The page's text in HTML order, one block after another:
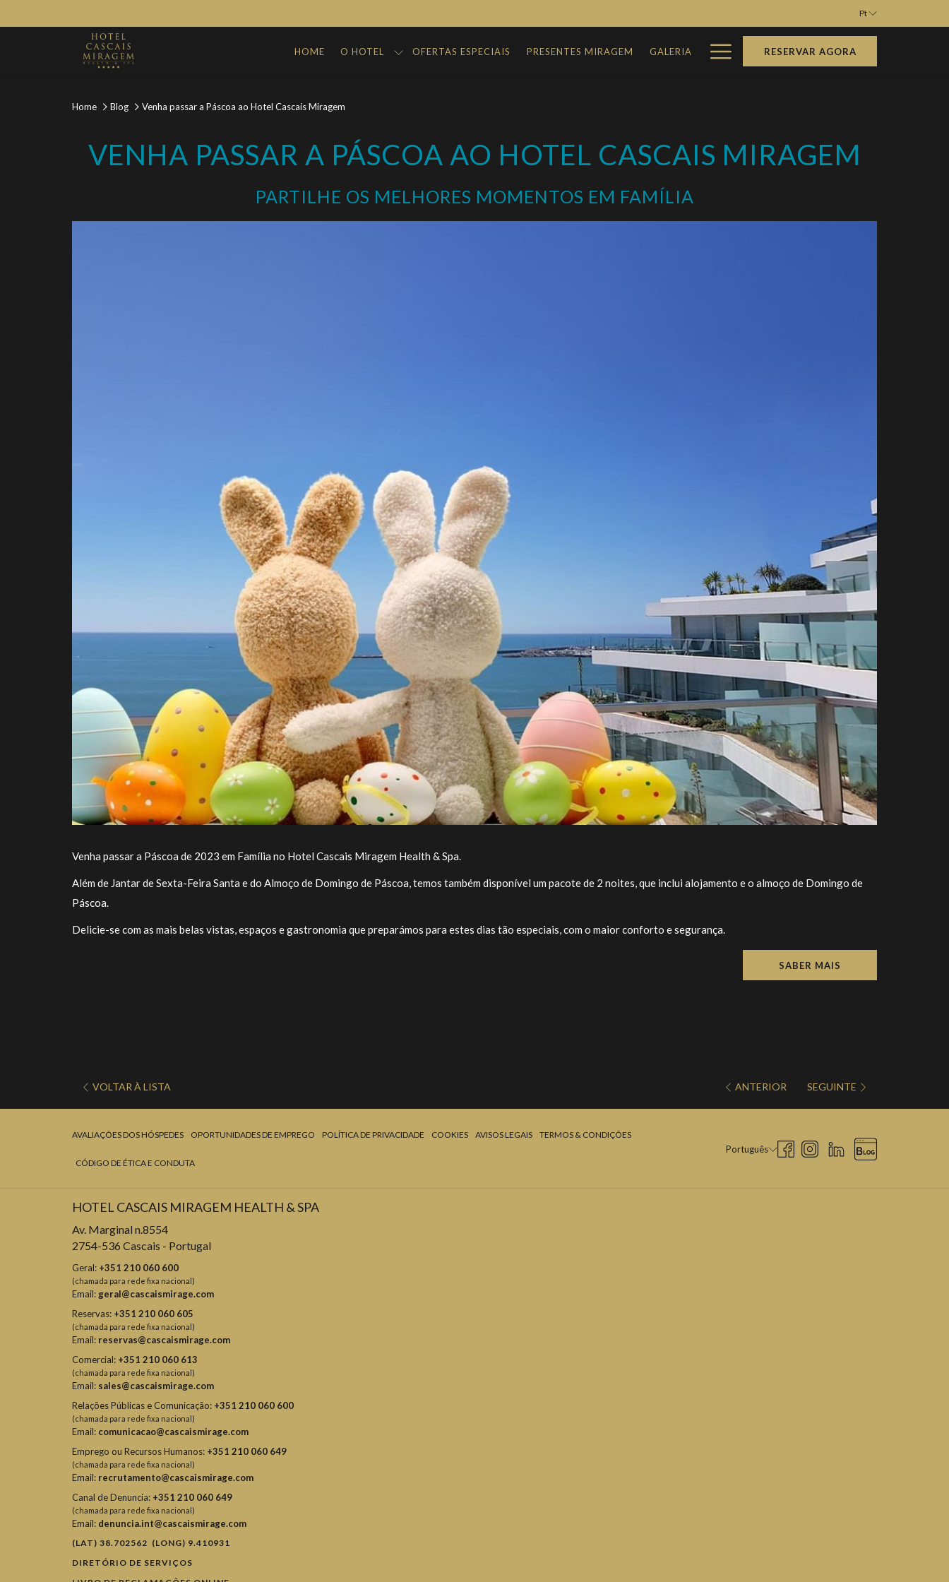
Pt
HOME O HOTEL OFERTAS ESPECIAIS PRESENTES MIRAGEM GALERIA Hamburger
Menu
RESERVAR AGORA
Home Blog Venha passar a Páscoa ao Hotel Cascais Miragem
VENHA PASSAR A PÁSCOA AO HOTEL CASCAIS MIRAGEM
PARTILHE OS MELHORES MOMENTOS EM FAMÍLIA
Venha passar a Páscoa de 2023 em Família no Hotel Cascais Miragem Health & Spa.
Além de Jantar de Sexta-Feira Santa e do Almoço de Domingo de Páscoa, temos também disponível um pacote de 2 noites, que inclui alojamento e o almoço de Domingo de
Páscoa.
Delicie-se com as mais belas vistas, espaços e gastronomia que preparámos para estes dias tão especiais, com o maior conforto e segurança.
SABER MAIS
VOLTAR À LISTA ANTERIOR SEGUINTE
AVALIAÇÕES DOS HÓSPEDES OPORTUNIDADES DE EMPREGO POLÍTICA DE PRIVACIDADE COOKIES AVISOS LEGAIS TERMOS & CONDIÇÕES
CÓDIGO DE ÉTICA E CONDUTA
Português
HOTEL CASCAIS MIRAGEM HEALTH & SPA
Av. Marginal n.8554
2754-536 Cascais - Portugal
Geral: +351 210 060 600
(chamada para rede fixa nacional)
Email: geral@cascaismirage.com
Reservas: +351 210 060 605
(chamada para rede fixa nacional)
Email: reservas@cascaismirage.com
Comercial: +351 210 060 613
(chamada para rede fixa nacional)
Email: sales@cascaismirage.com
Relações Públicas e Comunicação: +351 210 060 600
(chamada para rede fixa nacional)
Email: comunicacao@cascaismirage.com
Emprego ou Recursos Humanos: +351 210 060 649
(chamada para rede fixa nacional)
Email: recrutamento@cascaismirage.com
Canal de Denuncia: +351 210 060 649
(chamada para rede fixa nacional)
Email: denuncia.int@cascaismirage.com
(LAT) 38.702562 (LONG) 9.410931
DIRETÓRIO DE SERVIÇOS